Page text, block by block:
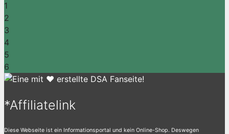
1
2
3
4
5
6
*Affiliatelink
Diese Webseite ist ein Informationsportal und kein Online-Shop. Deswegen